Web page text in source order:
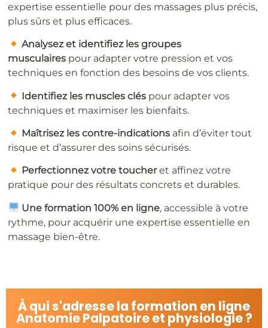
expertise essentielle pour des massages plus précis,
plus sûrs et plus efficaces.
Analysez et identifiez les groupes
musculaires pour adapter votre pression et vos
techniques en fonction des besoins de vos clients.
Identifiez les muscles cléspour adapter vos
techniques et maximiser les bienfaits.
Maîtrisez les contre-indications afin d’éviter tout
risque et d’assurer des soins sécurisés.
Perfectionnez votre toucheret affinez votre
pratique pour des résultats concrets et durables.
Une formation 100% en ligne, accessible à votre
rythme, pour acquérir une expertise essentielle en
massage bien-être.
À qui s'adresse la formation en ligne
Anatomie Palpatoire et physiologie ?